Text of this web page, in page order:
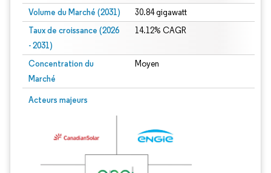
Volume du Marché (2031) 30.84 gigawatt
Taux de croissance (2026
- 2031)
14.12% CAGR
Concentration du
Marché
Moyen
Acteurs majeurs
Image © Mordor Intelligence. La réutilisation nécessite une attribution sous CC